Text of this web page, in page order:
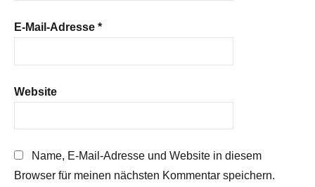
E-Mail-Adresse *
Website
Name, E-Mail-Adresse und Website in diesem
Browser für meinen nächsten Kommentar speichern.